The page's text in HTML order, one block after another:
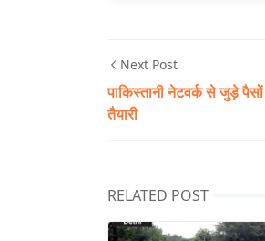
Next Post
पाकिस्तानी नेटवर्क से जुड़े
तैयारी
RELATED POST